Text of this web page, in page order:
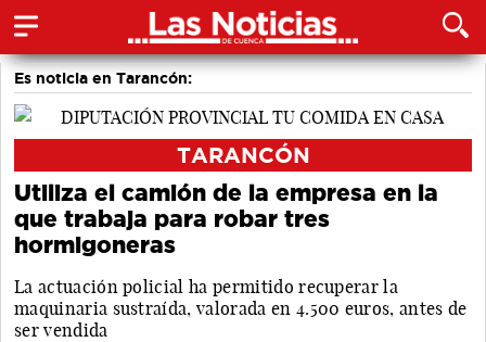
Es noticia en Tarancón:
TARANCÓN
Utiliza el camión de la empresa en la
que trabaja para robar tres
hormigoneras
La actuación policial ha permitido recuperar la
maquinaria sustraída, valorada en 4.500 euros, antes de
ser vendida